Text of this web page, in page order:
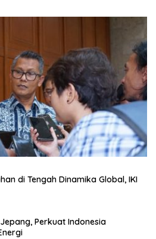
di Tengah Dinamika Global, IKI
Perkuat Indonesia